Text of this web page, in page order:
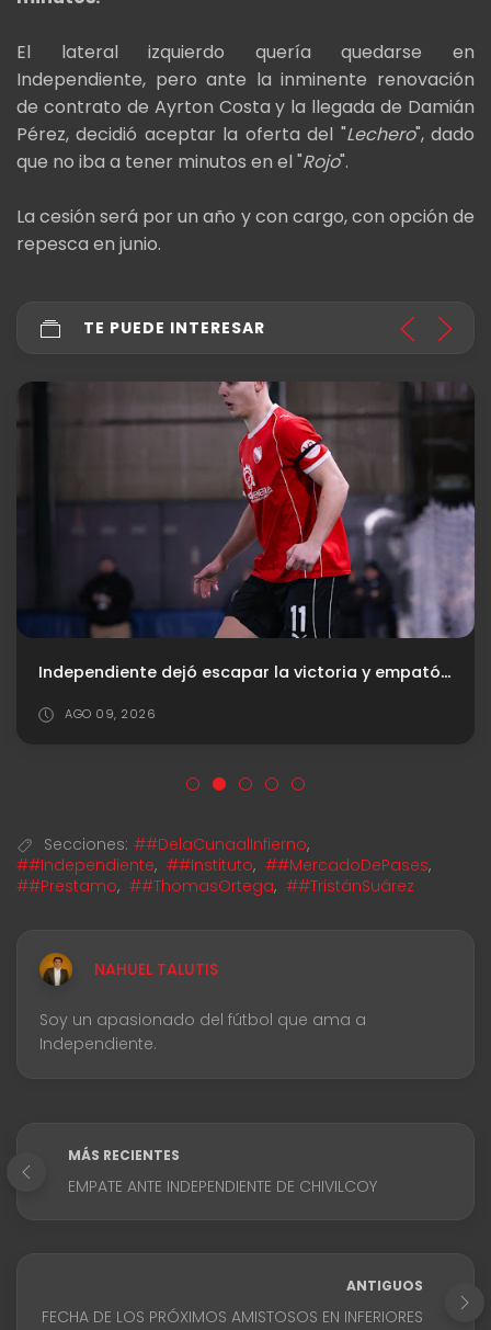
El lateral izquierdo quería quedarse en
Independiente, pero ante la inminente renovación
de contrato de Ayrton Costa y la llegada de Damián
Pérez, decidió aceptar la oferta del "Lechero", dado
que no iba a tener minutos en el "Rojo".
La cesión será por un año y con cargo, con opción de
repesca en junio.
TE PUEDE INTERESAR
Independiente dejó escapar la victoria y empató ante Estrella de Boedo
AGO 09, 2026
Secciones: ##DelaCunaalInfierno,
##Independiente, ##Instituto, ##MercadoDePases,
##Prestamo, ##ThomasOrtega, ##TristánSuárez
NAHUEL TALUTIS
Soy un apasionado del fútbol que ama a
Independiente.
MÁS RECIENTES
EMPATE ANTE INDEPENDIENTE DE CHIVILCOY
ANTIGUOS
FECHA DE LOS PRÓXIMOS AMISTOSOS EN INFERIORES